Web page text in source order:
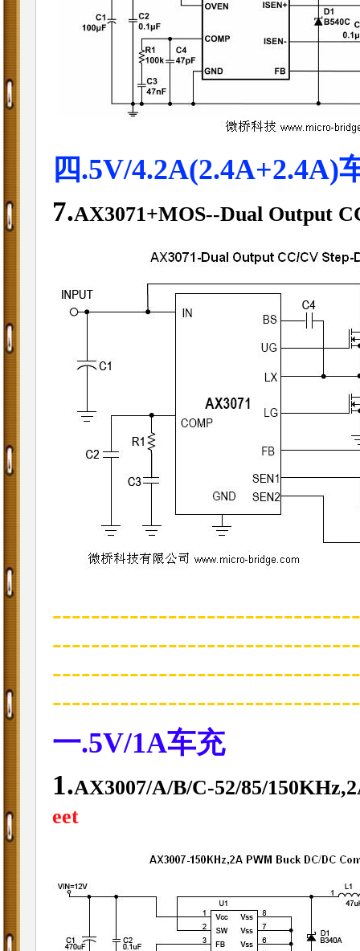
四.5V/4.2A(2.4A+2.4A)
7.AX3071+MOS--Dual Output
一.5V/1A车充
1.AX3007/A/B/C-52/85/
eet